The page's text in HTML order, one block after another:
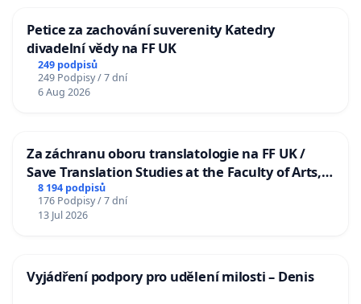
Petice za zachování suverenity Katedry
divadelní vědy na FF UK
249 podpisů
249 Podpisy / 7 dní
6 Aug 2026
Za záchranu oboru translatologie na FF UK /
Save Translation Studies at the Faculty of Arts,
Charles University
8 194 podpisů
176 Podpisy / 7 dní
13 Jul 2026
Vyjádření podpory pro udělení milosti – Denis